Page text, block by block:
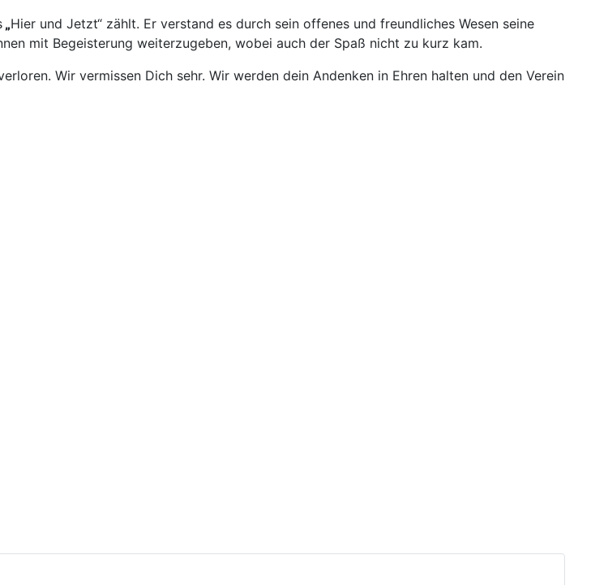
„Hier und Jetzt“ zählt. Er verstand es durch sein offenes und freundliches Wesen seine
mit Begeisterung weiterzugeben, wobei auch der Spaß nicht zu kurz kam.
Wir vermissen Dich sehr. Wir werden dein Andenken in Ehren halten und den Verein